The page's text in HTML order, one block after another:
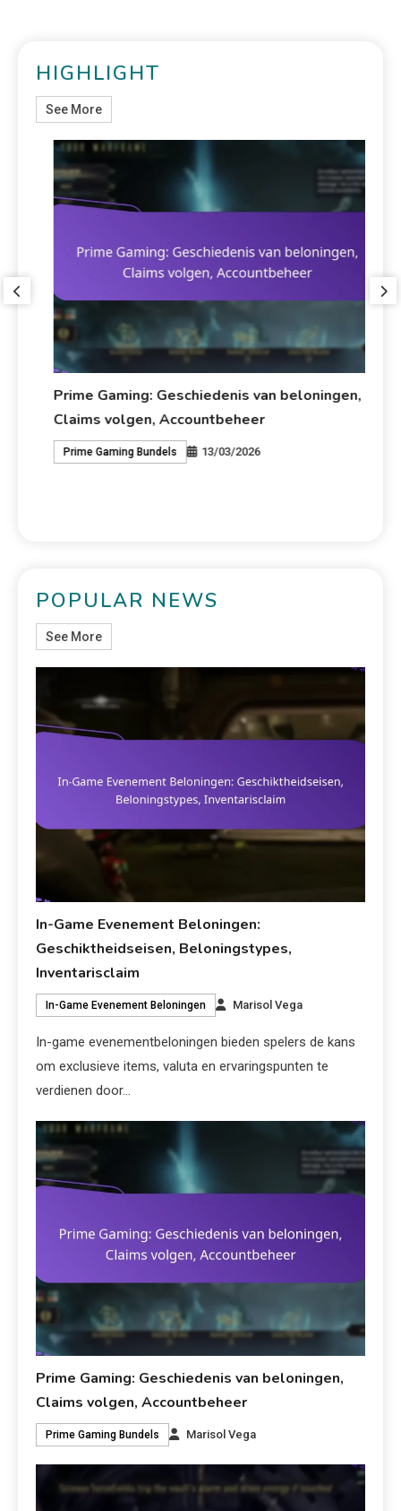
HIGHLIGHT
See More
Prime Gaming: Geschiedenis van beloningen,
Claims volgen, Accountbeheer
Prime Gaming Bundels 13/03/2026
POPULAR NEWS
See More
In-Game Evenement Beloningen:
Geschiktheidseisen, Beloningstypes,
Inventarisclaim
In-Game Evenement Beloningen Marisol Vega
In-game evenementbeloningen bieden spelers de kans
om exclusieve items, valuta en ervaringspunten te
verdienen door…
Prime Gaming: Geschiedenis van beloningen,
Claims volgen, Accountbeheer
Prime Gaming Bundels Marisol Vega